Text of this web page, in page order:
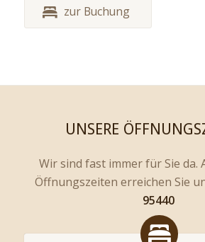
zur Buchung
UNSERE
Wir sind fast immer für Sie da.
Öffnungszeiten erreichen Sie
95440